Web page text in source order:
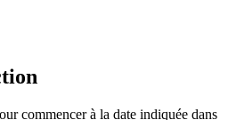
commencer à la date indiquée dans